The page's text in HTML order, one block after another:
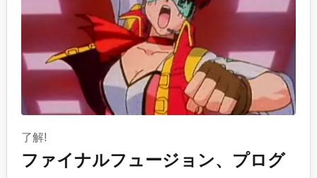
了解!
ファイナルフュージョン、プログ